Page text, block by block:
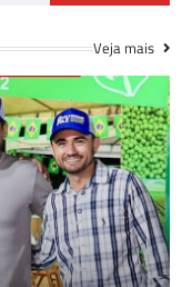
Veja mais